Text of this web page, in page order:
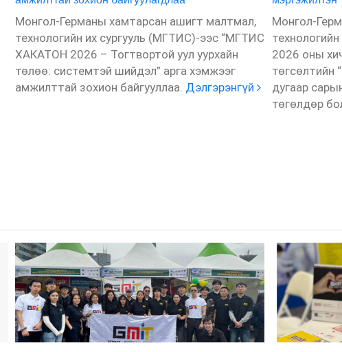
Монгол-Германы хамтарсан ашигт малтмал,
технологийн их сургууль (МГТИС)-ээс “МГТИС
ХАКАТОН 2026 – Тогтвортой уул уурхайн
төлөө: системтэй шийдэл” арга хэмжээг
амжилттай зохион байгууллаа. Дэлгэрэнгүй
Монгол-
2026 оны
төгсөлтийн
дугаар
төгөлдөр